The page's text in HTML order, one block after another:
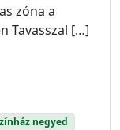
zóna a
Tavasszal […]
negyed